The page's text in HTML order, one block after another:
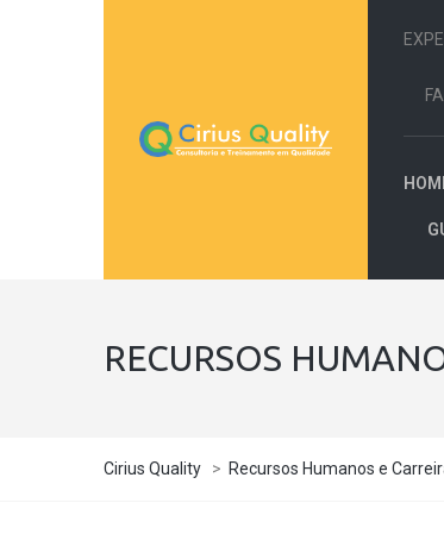
RECURSOS
Cirius Quality > Recursos Humanos e